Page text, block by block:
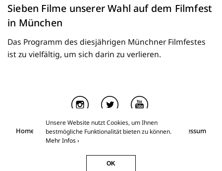
Sieben Filme unserer Wahl auf dem Filmfest
in München
Das Programm des diesjährigen Münchner Filmfestes
ist zu vielfältig, um sich darin zu verlieren.
Home Über Kino & Kunst Essays for Members
Impressum
Kino & Kunst
Unsere Website nutzt Cookies, um Ihnen
bestmögliche Funktionalität bieten zu können.
Mehr Infos ›
OK